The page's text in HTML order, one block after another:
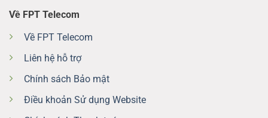
Về FPT Telecom
Về FPT Telecom
Liên hệ hỗ trợ
Chính sách Bảo mật
Điều khoản Sử dụng Website